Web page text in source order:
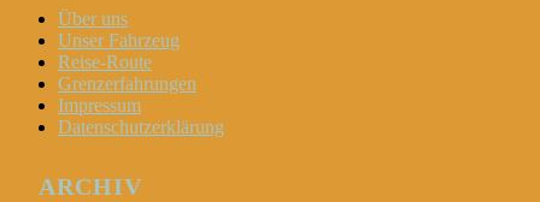
Über uns
Unser Fahrzeug
Reise-Route
Grenzerfahrungen
Impressum
Datenschutzerklärung
ARCHIV